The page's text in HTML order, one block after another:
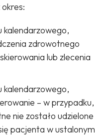
kalendarzowego,
zdrowotnego
lub zlecenia
kalendarzowego,
– w przypadku,
nie zostało udzielone
pacjenta w ustalonym